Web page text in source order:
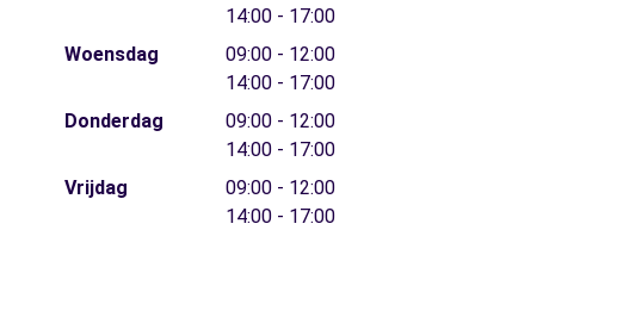
14:00 - 17:00
Woensdag
09:00 - 12:00
14:00 - 17:00
Donderdag
09:00 - 12:00
14:00 - 17:00
Vrijdag
09:00 - 12:00
14:00 - 17:00